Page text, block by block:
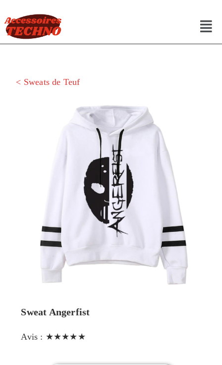
< Sweats de Teuf
Sweat Angerfist
Avis : ★★★★★